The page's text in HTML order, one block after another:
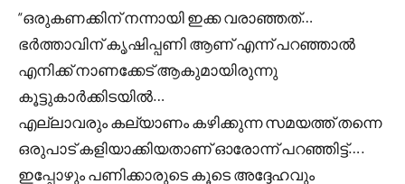
“ഒരുകണക്കിന് നന്നായി ഇക്ക വരാഞ്ഞത്…
ഭർത്താവിന് കൃഷിപ്പണി ആണ് എന്ന് പറഞ്ഞാൽ
എനിക്ക് നാണക്കേട് ആകുമായിരുന്നു
കൂട്ടുകാർക്കിടയിൽ…
എല്ലാവരും കല്യാണം കഴിക്കുന്ന സമയത്ത് തന്നെ
ഒരുപാട് കളിയാക്കിയതാണ് ഓരോന്ന് പറഞ്ഞിട്ട്….
ഇപ്പോഴും പണിക്കാരുടെ കൂടെ അദ്ദേഹവും